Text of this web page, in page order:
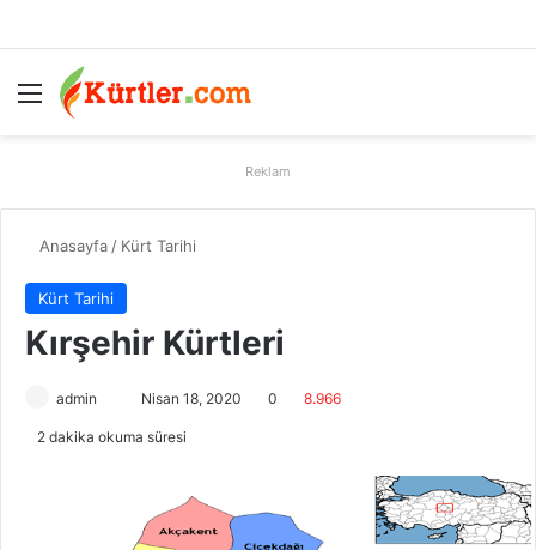
Menü
Reklam
Anasayfa / Kürt Tarihi
Kürt Tarihi
Kırşehir Kürtleri
admin Nisan 18, 2020 0 8.966
2 dakika okuma süresi